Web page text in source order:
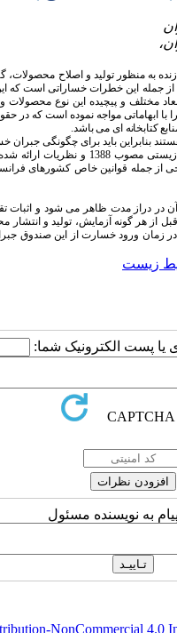
به منظور تولید و اصلاح
از جمله این خطرات خساراتی است
مختلف و پیچیده این نوع
مواجه نموده است که در
کتابخانه­ ای می­ باشد.
بنابراین باید برای چگونگی
زمینه و اسناد بین
اروپا و همچنین برخی قوانین خارجی از جمله
در دراز مدت ظاهر می­ شود و
از هر گونه آزمایش، تولید و انتشار
زمان ورود خسارت از این صندوق
زیست
یا پست الکترونیک شما:
به نویسنده مسئول
NonCommercial 4.0